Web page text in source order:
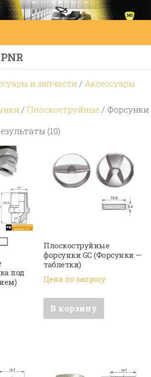
и запчасти/ Аксессуары
/ Плоскоструйные / Форсунки
(10)
возрастанию
под
Плоскоструйные
форсунки GC (Форсунки —
таблетки)
Цена по запросу
В корзину